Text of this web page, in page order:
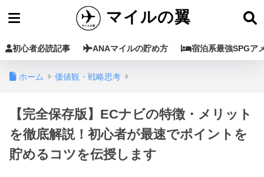
マイルの翼
初心者必読記事 ANAマイルの貯め方 宿泊系最強SPGア
ホーム 価値観・戦略思考
【完全保存版】ECナビの特徴・メリット
を徹底解説！初心者が最速でポイントを
貯めるコツを伝授します